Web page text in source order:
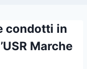
condotti in
Marche